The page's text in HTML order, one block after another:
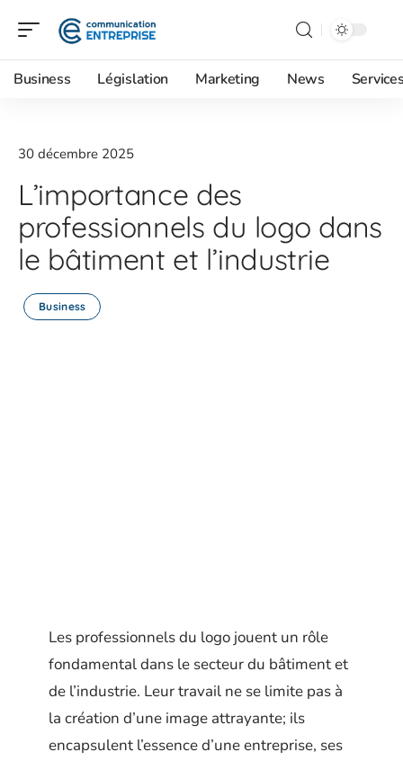
Business Législation Marketing News
30 décembre 2025
L’importance des
professionnels du logo dans
le bâtiment et l’industrie
Business
Les professionnels du logo jouent un rôle
fondamental dans le secteur du bâtiment et
de l’industrie. Leur travail ne se limite pas à
la création d’une image attrayante; ils
encapsulent l’essence d’une entreprise, ses